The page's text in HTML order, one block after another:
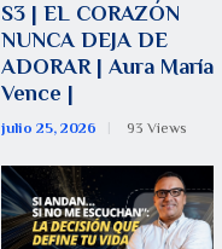
S3 | EL CORAZÓN
NUNCA DEJA DE
ADORAR | Aura María
Vence |
julio 25, 2026 93 Views